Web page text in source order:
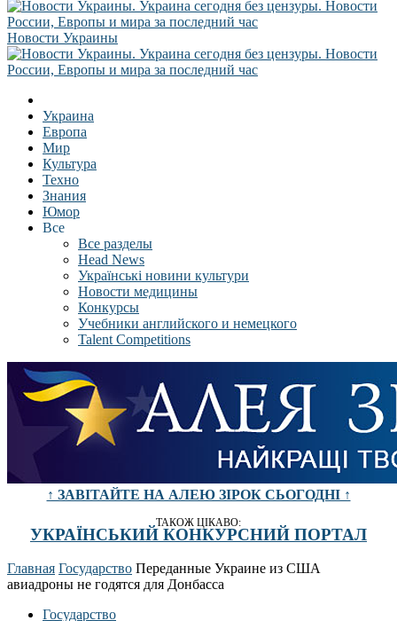
Новости Украины
Украина
Европа
Мир
Культура
Техно
Знания
Юмор
Все
Все разделы
Head News
Українські новини культури
Новости медицины
Конкурсы
Учебники английского и немецкого
Talent Competitions
↑ ЗАВІТАЙТЕ НА АЛЕЮ ЗІРОК СЬОГОДНІ ↑
ТАКОЖ ЦІКАВО:
УКРАЇНСЬКИЙ КОНКУРСНИЙ ПОРТАЛ
Главная Государство Переданные Украине из США
авиадроны не годятся для Донбасса
Государство